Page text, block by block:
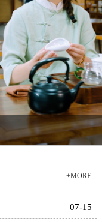
+MORE
07-15